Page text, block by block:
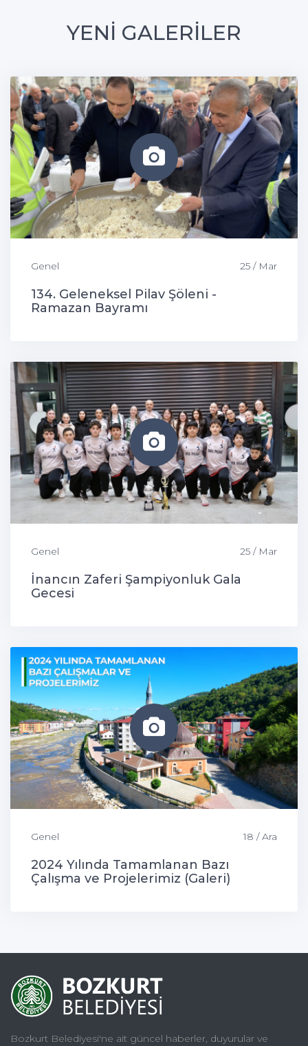
YENİ GALERİLER
Genel 25 / Mar
134. Geleneksel Pilav Şöleni -
Ramazan Bayramı
Genel 25 / Mar
İnancın Zaferi Şampiyonluk Gala
Gecesi
Genel 18 / Ara
2024 Yılında Tamamlanan Bazı
Çalışma ve Projelerimiz (Galeri)
Bozkurt Belediyesi'ne ait güncel haberler, duyurular ve